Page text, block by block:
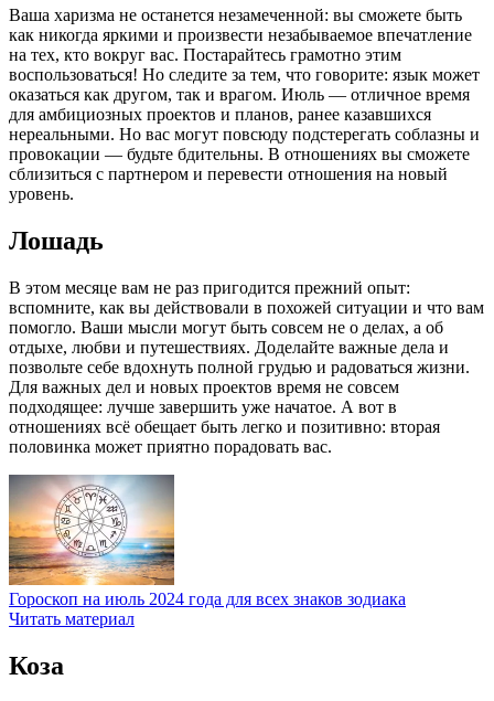
Ваша харизма не останется незамеченной: вы сможете быть
как никогда яркими и произвести незабываемое впечатление
на тех, кто вокруг вас. Постарайтесь грамотно этим
воспользоваться! Но следите за тем, что говорите: язык может
оказаться как другом, так и врагом. Июль — отличное время
для амбициозных проектов и планов, ранее казавшихся
нереальными. Но вас могут повсюду подстерегать соблазны и
провокации — будьте бдительны. В отношениях вы сможете
сблизиться с партнером и перевести отношения на новый
уровень.
Лошадь
В этом месяце вам не раз пригодится прежний опыт:
вспомните, как вы действовали в похожей ситуации и что вам
помогло. Ваши мысли могут быть совсем не о делах, а об
отдыхе, любви и путешествиях. Доделайте важные дела и
позвольте себе вдохнуть полной грудью и радоваться жизни.
Для важных дел и новых проектов время не совсем
подходящее: лучше завершить уже начатое. А вот в
отношениях всё обещает быть легко и позитивно: вторая
половинка может приятно порадовать вас.
Гороскоп на июль 2024 года для всех знаков зодиака
Читать материал
Коза